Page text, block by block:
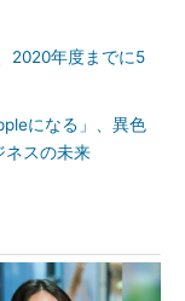
2020年度までに5
になる」、異色
ネスの未来